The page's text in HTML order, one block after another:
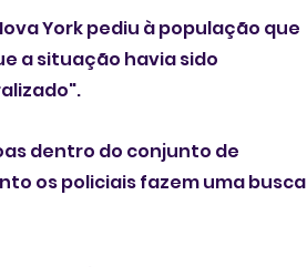
York pediu à população que
a situação havia sido
dentro do conjunto de
os policiais fazem uma busca